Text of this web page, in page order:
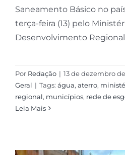
Saneamento Básico no
terça-feira (13) pelo
Desenvolvimento Regional
Por Redação | 13 de dezembro
Geral | Tags: água, aterro,
regional, municípios, rede de
Leia Mais